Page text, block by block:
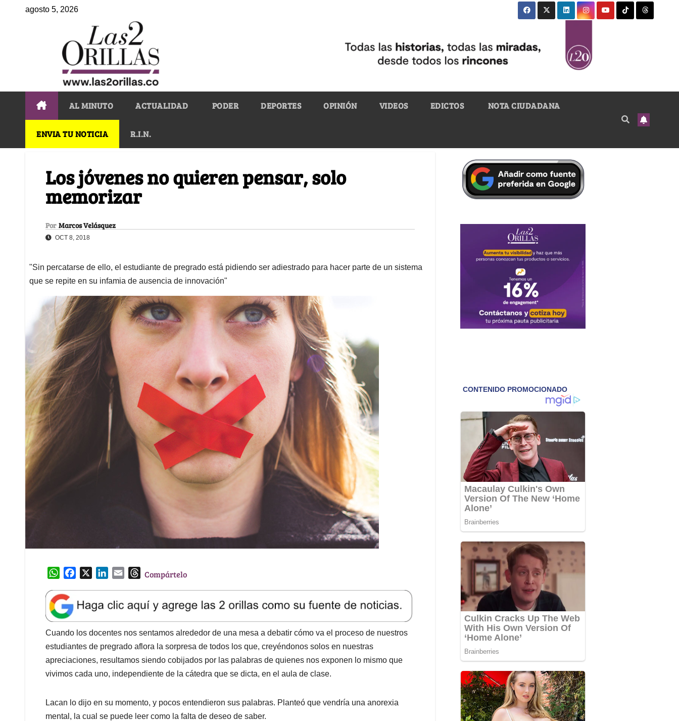
agosto 5, 2026
AL MINUTO ACTUALIDAD PODER DEPORTES OPINIÓN VIDEOS EDICTOS NOTA CIUDADANA
ENVIA TU NOTICIA R.I.N.
Los jóvenes no quieren pensar, solo
memorizar
Por Marcos Velásquez
OCT 8, 2018
"Sin percatarse de ello, el estudiante de pregrado está pidiendo ser adiestrado para hacer parte de un sistema
que se repite en su infamia de ausencia de innovación"
W
a
t
s
A
p
p
e
b
o
o
k
k
e
d
I
n
l
T
e
a
d
s
Compártelo
Cuando los docentes nos sentamos alrededor de una mesa a debatir cómo va el proceso de nuestros
estudiantes de pregrado aflora la sorpresa de todos los que, creyéndonos solos en nuestras
apreciaciones, resultamos siendo cobijados por las palabras de quienes nos exponen lo mismo que
vivimos cada uno, independiente de la cátedra que se dicta, en el aula de clase.
Lacan lo dijo en su momento, y pocos entendieron sus palabras. Planteó que vendría una anorexia
mental, la cual se puede leer como la falta de deseo de saber.